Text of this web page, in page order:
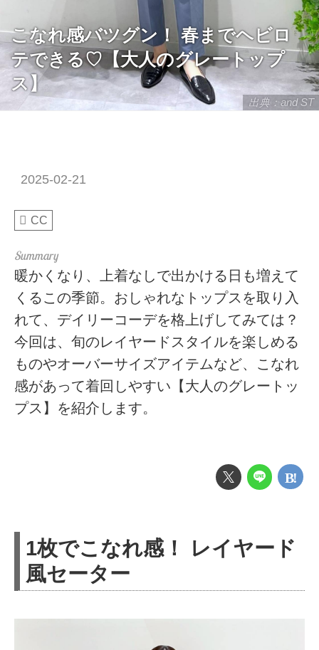
出典：and ST
こなれ感バツグン！ 春までヘビロ
テできる♡【大人のグレートップ
ス】
2025-02-21
CC
暖かくなり、上着なしで出かける日も増えて
くるこの季節。おしゃれなトップスを取り入
れて、デイリーコーデを格上げしてみては？
今回は、旬のレイヤードスタイルを楽しめる
ものやオーバーサイズアイテムなど、こなれ
感があって着回しやすい【大人のグレートッ
プス】を紹介します。
1枚でこなれ感！ レイヤード
風セーター